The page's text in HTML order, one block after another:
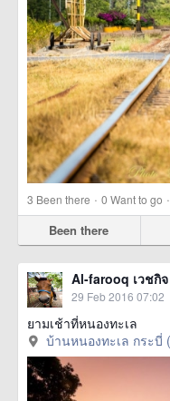
3 Been there · 0 Want to go ·
Been there
Al-farooq เวชกิจ
29 Feb 2016 07:02
ยามเช้าที่หนองทะเล
บ้านหนองทะเล กระบี่